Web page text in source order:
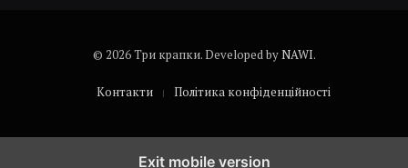
© 2026 Три крапки. Developed byNAWI.
Контакти Політика конфіденційності
Exit mobile version